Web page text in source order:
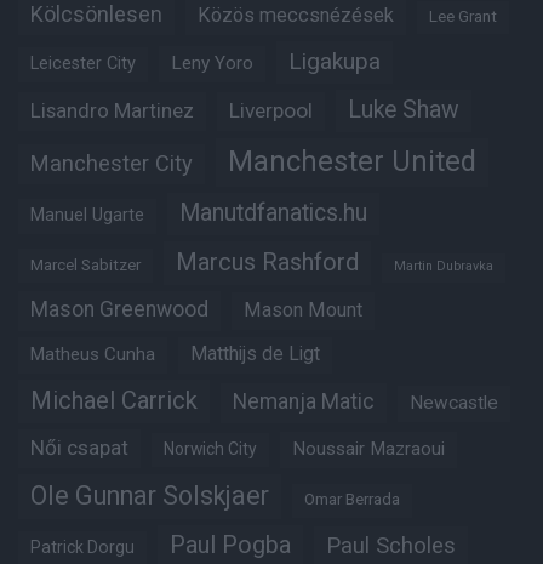
Kölcsönlesen Közös meccsnézések Lee Grant
Leicester City Leny Yoro Ligakupa
Lisandro Martinez Liverpool Luke Shaw
Manchester City Manchester United
Manuel Ugarte Manutdfanatics.hu
Marcel Sabitzer Marcus Rashford Martin Dubravka
Mason Greenwood Mason Mount
Matheus Cunha Matthijs de Ligt
Michael Carrick Nemanja Matic Newcastle
Női csapat Norwich City Noussair Mazraoui
Ole Gunnar Solskjaer Omar Berrada
Patrick Dorgu Paul Pogba Paul Scholes